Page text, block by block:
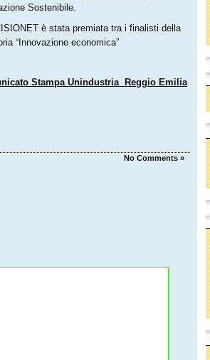
Sostenibile.
è stata premiata tra i finalisti della
“Innovazione economica”
Stampa Unindustria Reggio Emilia
No Comments »